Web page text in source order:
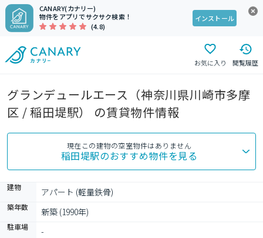
CANARY(カナリー)
物件をアプリでサクサク検索！
(4.8)
インストール
お気に入り 閲覧履歴
グランデュールエース（神奈川県川崎市多摩
区 / 稲田堤駅） の賃貸物件情報
現在この建物の空室物件はありません
稲田堤駅のおすすめ物件を見る
建物 アパート (軽量鉄骨)
築年数 新築 (1990年)
駐車場 -